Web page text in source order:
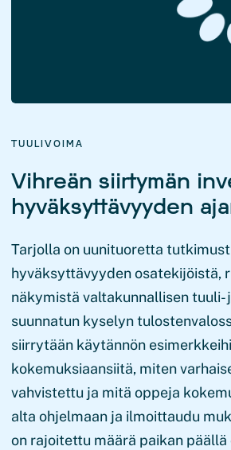
TUULIVOIMA
Vihreän siirtymän
hyväksyttävyyden
Tarjolla on uunituoretta
hyväksyttävyyden osatekijöistä,
näkymistä valtakunnallisen
suunnatun kyselyn
siirrytään käytännön
kokemuksiaansiitä, miten
vahvistettu ja mitä oppeja
alta ohjelmaan ja ilmoittaudu
on rajoitettu määrä paikan